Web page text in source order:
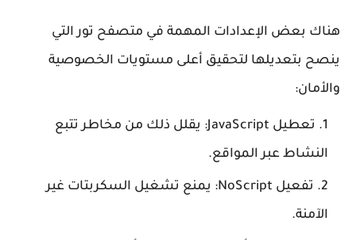
هناك بعض الإعدادات المهمة في متصفح تور التي
ينصح بتعديلها لتحقيق أعلى مستويات الخصوصية
والأمان:
تعطيل JavaScript: يقلل ذلك من مخاطر تتبع
النشاط عبر المواقع.
تفعيل NoScript: يمنع تشغيل السكربتات غير
الآمنة.